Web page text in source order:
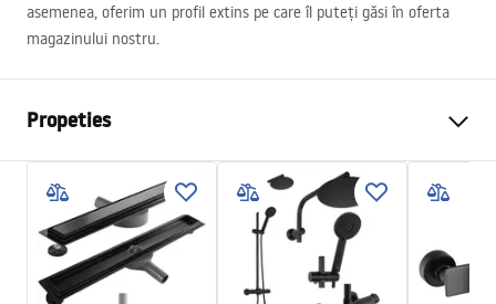
asemenea, oferim un profil extins pe care îl puteți găsi în oferta
magazinului nostru.
Propeties
Rabatabile
Dimensiuni usa
70
Directia usi
Universal
Grosime sticla
6 mm